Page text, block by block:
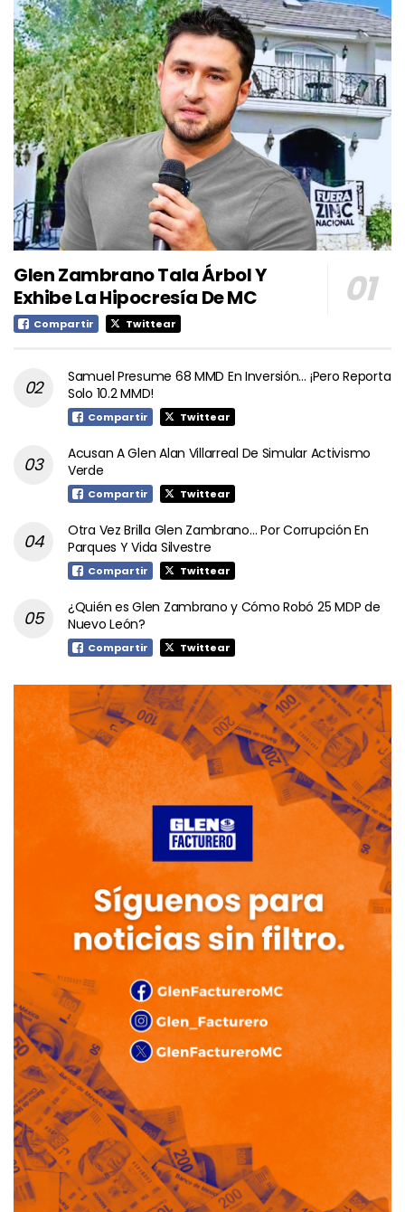
Glen Zambrano Tala Árbol Y
Exhibe La Hipocresía De MC
Compartir Twittear
Samuel Presume 68 MMD En Inversión… ¡Pero Reporta
Solo 10.2 MMD!
Compartir Twittear
Acusan A Glen Alan Villarreal De Simular Activismo
Verde
Compartir Twittear
Otra Vez Brilla Glen Zambrano… Por Corrupción En
Parques Y Vida Silvestre
Compartir Twittear
¿Quién es Glen Zambrano y Cómo Robó 25 MDP de
Nuevo León?
Compartir Twittear